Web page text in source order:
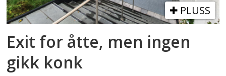
PLUSS
Exit for åtte, men ingen
gikk konk